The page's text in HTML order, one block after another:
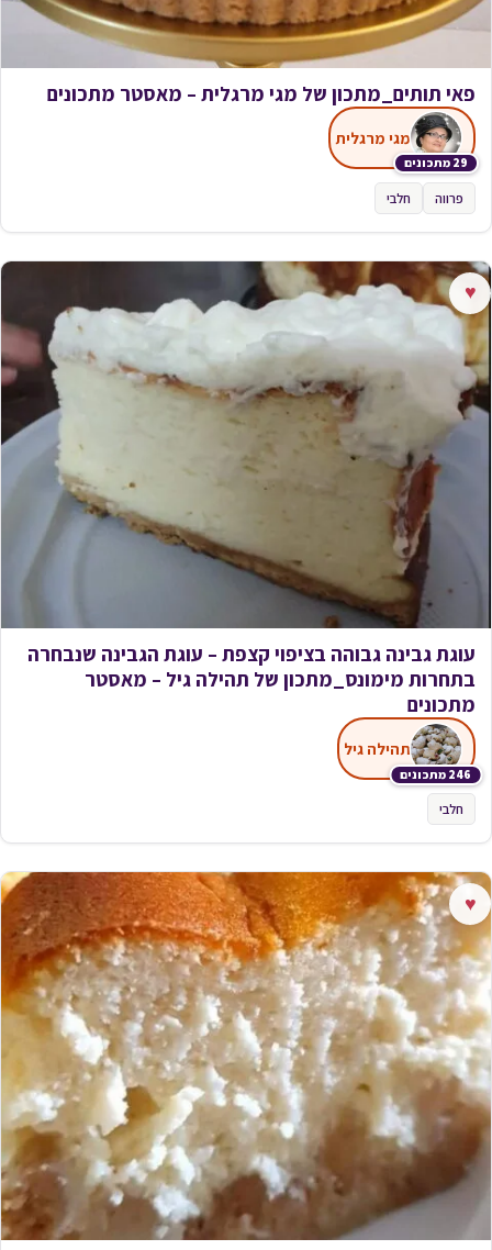
פאי תותים_מתכון של מגי מרגלית – מאסטר מתכונים
29 מתכונים
מגי מרגלית
פרווה חלבי
♥
עוגת גבינה גבוהה בציפוי קצפת – עוגת הגבינה שנבחרה
בתחרות מימונס_מתכון של תהילה גיל – מאסטר
מתכונים
246 מתכונים
תהילה גיל
חלבי
♥